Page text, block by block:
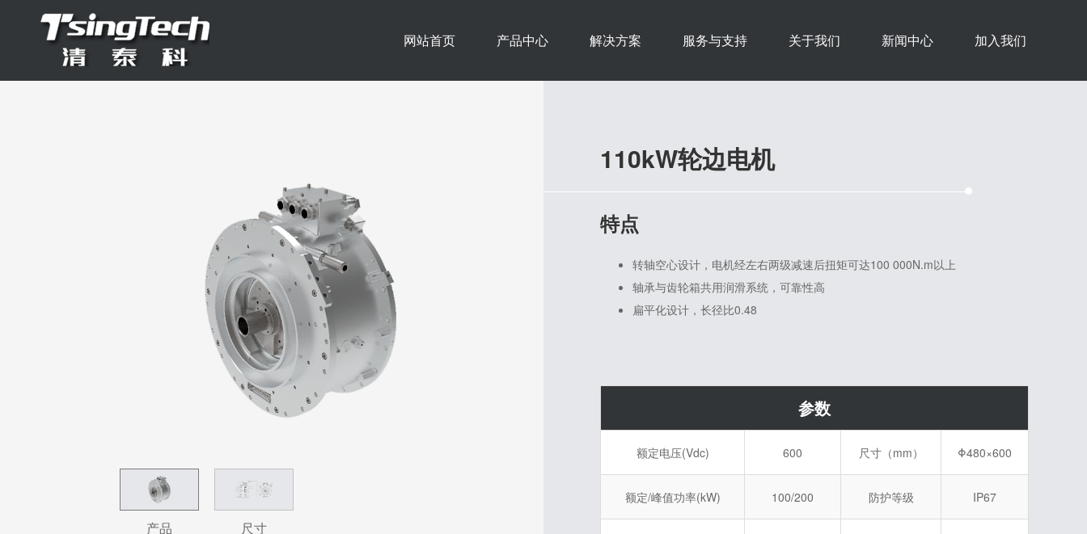
网站首页 产品中心 解决方案 服务与支持 关于我们 新闻中心 加入我们
产品 尺寸
110kW轮边电机
特点
转轴空心设计，电机经左右两级减速后扭矩可达100 000N.m以上
轴承与齿轮箱共用润滑系统，可靠性高
扁平化设计，长径比0.48
参数
额定电压(Vdc) 600 尺寸（mm） Φ480×600
额定/峰值功率(kW) 100/200 防护等级 IP67